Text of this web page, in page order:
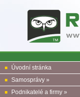
Úvodní stránka
Samosprávy »
Podnikatelé a firmy »